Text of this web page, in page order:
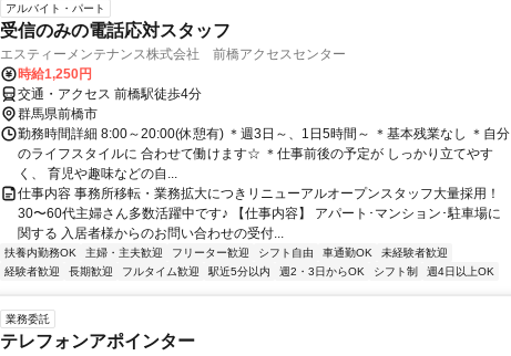
アルバイト・パート
受信のみの電話応対スタッフ
エスティーメンテナンス株式会社 前橋アクセスセンター
時給1,250円
交通・アクセス 前橋駅徒歩4分
群馬県前橋市
勤務時間詳細 8:00～20:00(休憩有) ＊週3日～、1日5時間～ ＊基本残業なし ＊自分
のライフスタイルに 合わせて働けます☆ ＊仕事前後の予定が しっかり立てやす
く、 育児や趣味などの自...
仕事内容 事務所移転・業務拡大につきリニューアルオープンスタッフ大量採用！
30〜60代主婦さん多数活躍中です♪ 【仕事内容】 アパート･マンション･駐車場に
関する 入居者様からのお問い合わせの受付...
扶養内勤務OK 主婦・主夫歓迎 フリーター歓迎 シフト自由 車通勤OK
未経験者歓迎
経験者歓迎
長期歓迎 フルタイム歓迎 駅近5分以内 週2・3日からOK シフト制 週4日以上OK
業務委託
テレフォンアポインター